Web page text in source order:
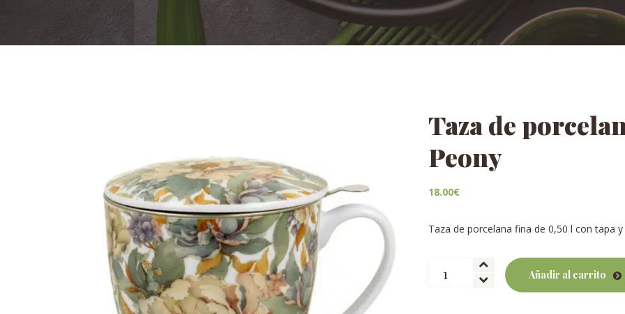
Taza de
Peony
18.00€
Taza de porcelana fina de 0,50 l con tapa
Añadir al carrito